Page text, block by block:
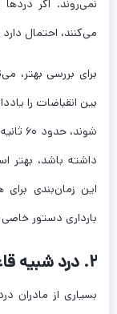
نمی‌روند. اگر
می‌کنند، احتمال
برای بررسی بهتر،
داشته باشد، بهتر
این زمان‌بندی
بارداری دستور
۲. درد شبیه قاعدگی اما شدیدتر و منظم‌تر
بسیاری از مادران